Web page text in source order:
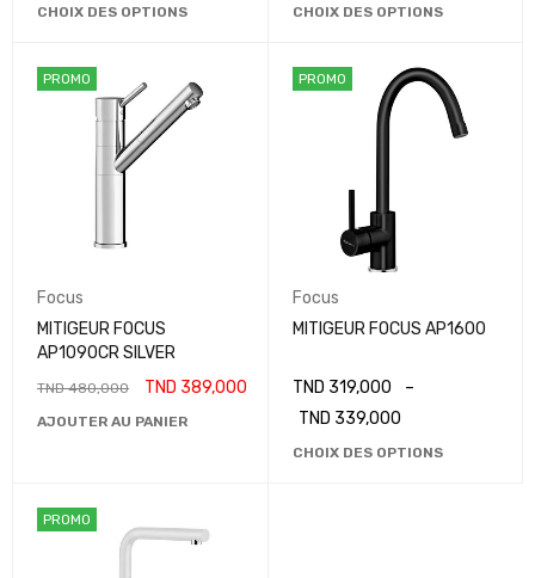
CHOIX DES OPTIONS CHOIX DES OPTIONS
PROMO
Focus
MITIGEUR FOCUS
AP1090CR SILVER
TND480,000 TND 389,000
AJOUTER AU PANIER
PROMO
Focus
MITIGEUR FOCUS AP1600
TND 319,000
–
TND 339,000
CHOIX DES OPTIONS
PROMO